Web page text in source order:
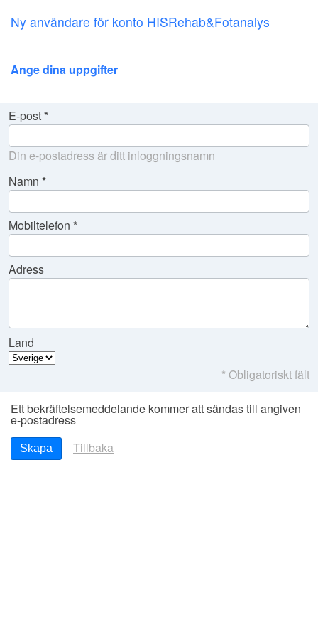
Ny användare för konto HISRehab&Fotanalys
Ange dina uppgifter
E-post
Din e-postadress är ditt inloggningsnamn
Namn
Mobiltelefon
Adress
Land
* Obligatoriskt fält
Ett bekräftelsemeddelande kommer att sändas till angiven
e-postadress
Tillbaka